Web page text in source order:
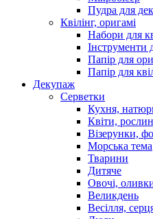
Пудра для
Квілінг, оригамі
Набори для
Інструменти
Папір для
Папір для
Декупаж
Серветки
Кухня,
Квіти,
Візерунки,
Морська тема
Тварини
Дитяче
Овочі,
Великдень
Весілля,